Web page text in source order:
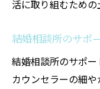
活に取り組むための
結婚相談所のサポ
結婚相談所のサポー
カウンセラーの細や